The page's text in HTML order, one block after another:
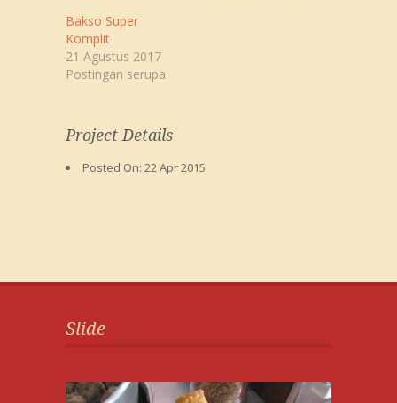
Bakso Super
Komplit
21 Agustus 2017
Postingan serupa
Project Details
Posted On: 22 Apr 2015
Slide